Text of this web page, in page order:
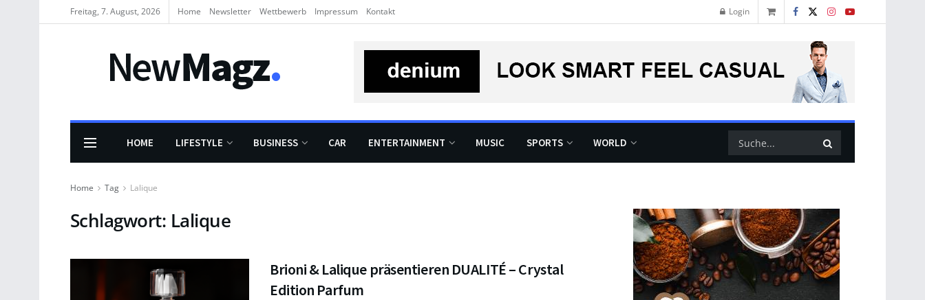
Freitag, 7. August, 2026 Home Newsletter Wettbewerb Impressum Kontakt Login
HOME LIFESTYLE BUSINESS CAR ENTERTAINMENT MUSIC SPORTS WORLD
Home Tag Lalique
Schlagwort: Lalique
Brioni & Lalique präsentieren DUALITÉ – Crystal
Edition Parfum